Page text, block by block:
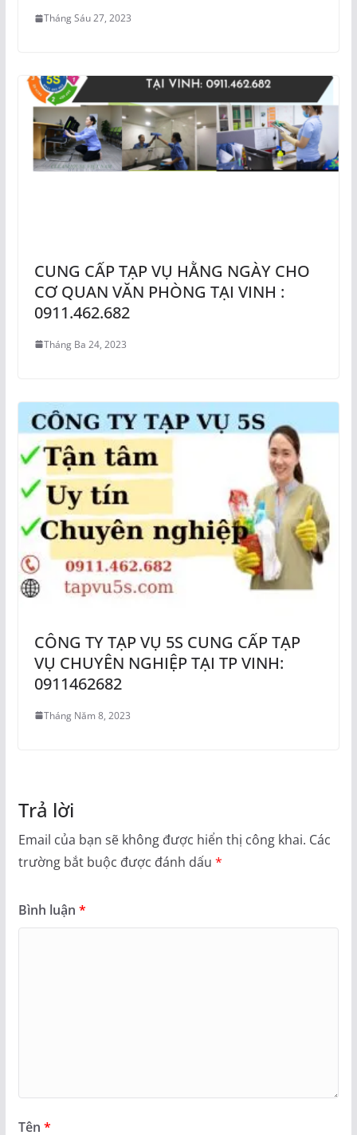
Tháng Sáu 27, 2023
CUNG CẤP TẠP VỤ HẰNG NGÀY CHO
CƠ QUAN VĂN PHÒNG TẠI VINH :
0911.462.682
Tháng Ba 24, 2023
CÔNG TY TẠP VỤ 5S CUNG CẤP TẠP
VỤ CHUYÊN NGHIỆP TẠI TP VINH:
0911462682
Tháng Năm 8, 2023
Trả lời
Email của bạn sẽ không được hiển thị công khai. Các
trường bắt buộc được đánh dấu *
Bình luận *
Tên *